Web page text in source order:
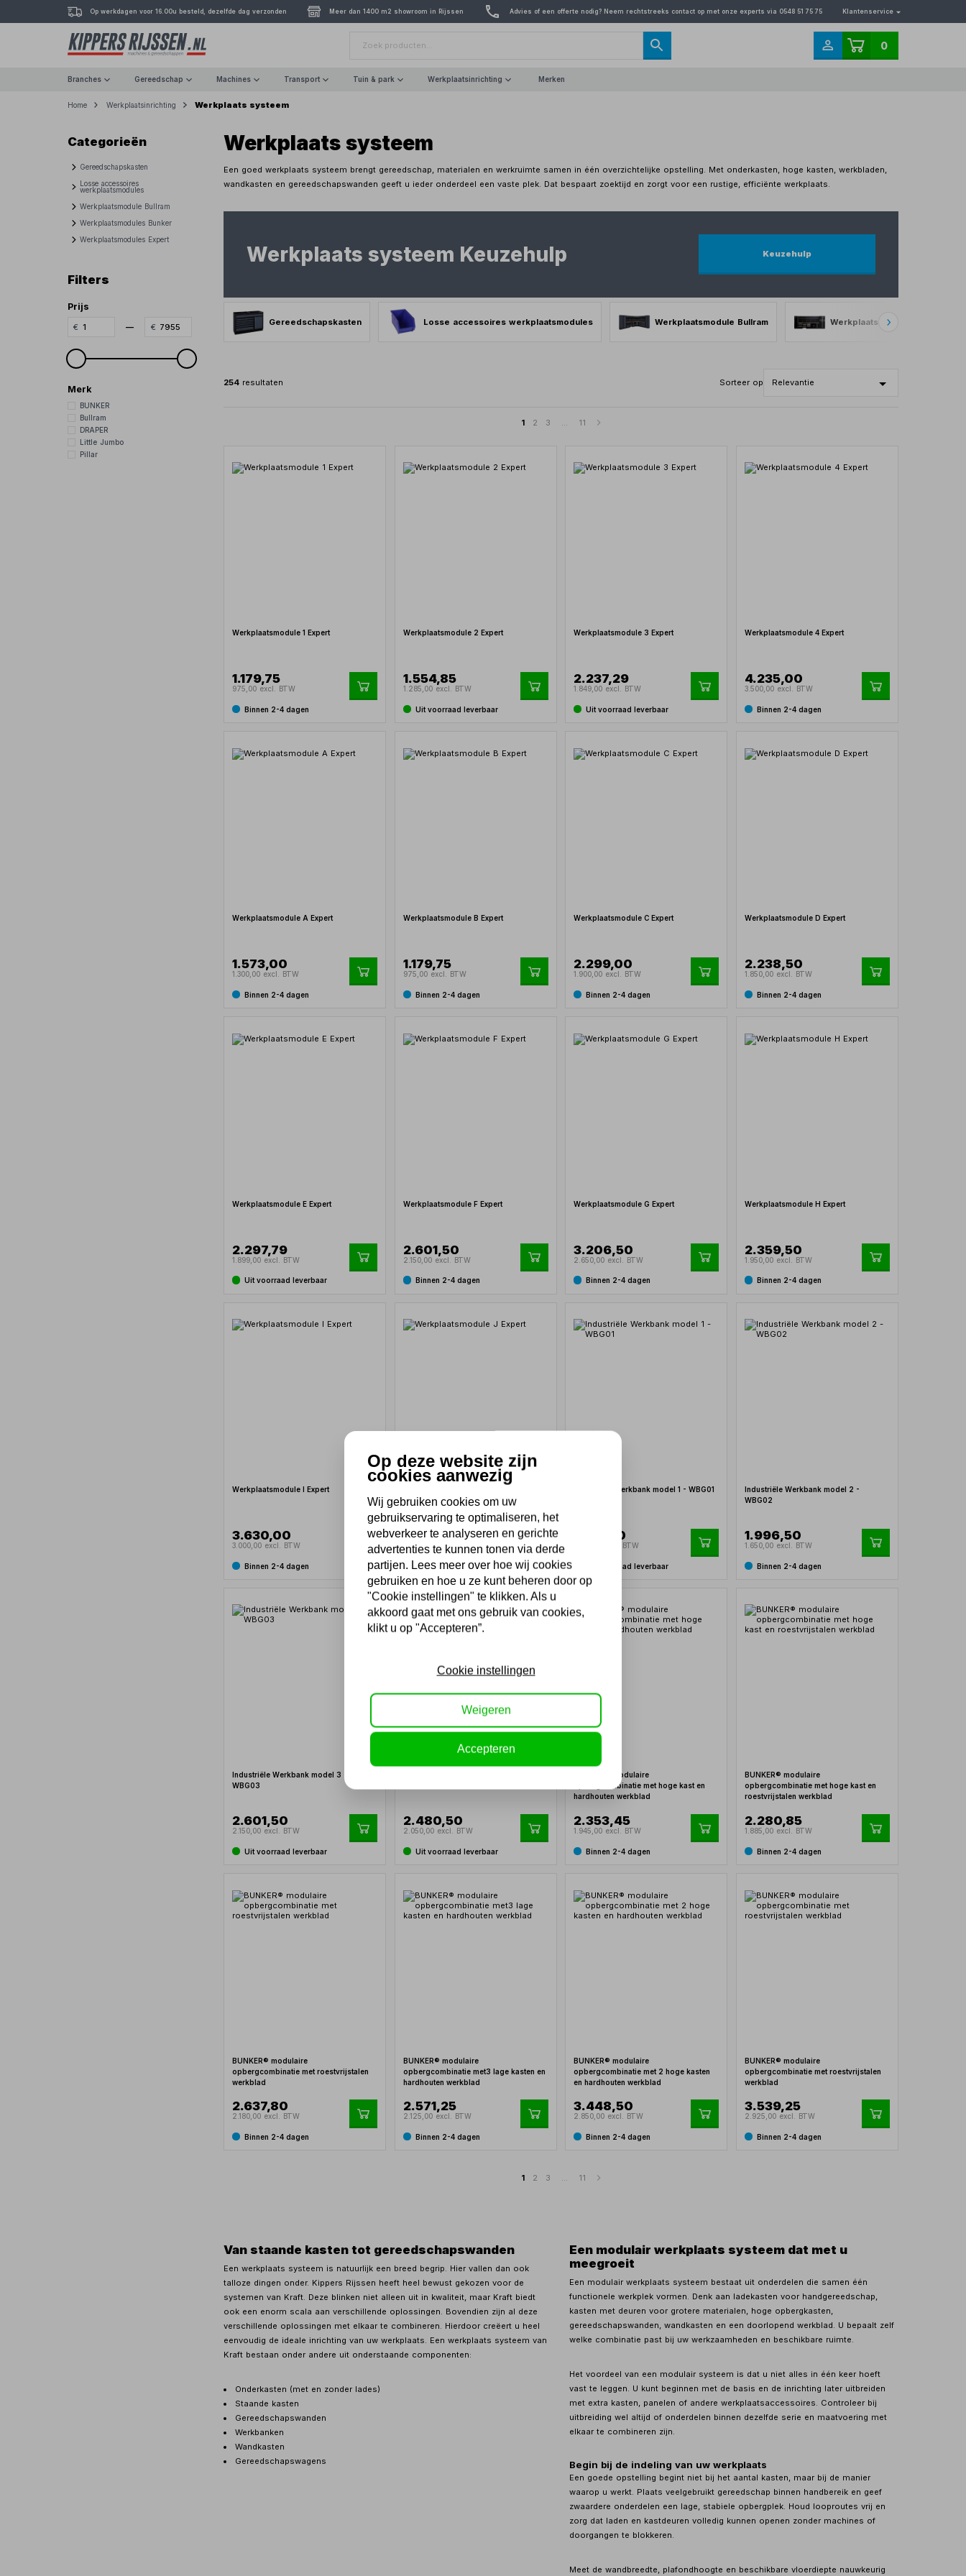
Op werkdagen voor 16.00u besteld, dezelfde dag verzonden Meer dan 1400 m2 showroom in Rijssen Advies of een offerte nodig? Neem rechtstreeks contact op met onze experts via 0548 51 75 75 Klantenservice
0
Branches Gereedschap Machines Transport Tuin & park Werkplaatsinrichting Merken
Home Werkplaatsinrichting Werkplaats systeem
Categorieën
Gereedschapskasten
Losse accessoires
werkplaatsmodules
Werkplaatsmodule Bullram
Werkplaatsmodules Bunker
Werkplaatsmodules Expert
Filters
Prijs
—
Merk
BUNKER
Bullram
DRAPER
Little Jumbo
Pillar
Werkplaats systeem
Een goed werkplaats systeem brengt gereedschap, materialen en werkruimte samen in één overzichtelijke opstelling. Met onderkasten, hoge kasten, werkbladen,
wandkasten en gereedschapswanden geeft u ieder onderdeel een vaste plek. Dat bespaart zoektijd en zorgt voor een rustige, efficiënte werkplaats.
Werkplaats systeem Keuzehulp Keuzehulp
Gereedschapskasten Losse accessoires werkplaatsmodules Werkplaatsmodule Bullram Werkplaatsmodules Bunker
254 resultaten
1 2 3 11
Sorteer op
Werkplaatsmodule 1 Expert
1.179,75
975,00 excl. BTW
Binnen 2-4 dagen
Werkplaatsmodule 2 Expert
1.554,85
1.285,00 excl. BTW
Uit voorraad leverbaar
Werkplaatsmodule 3 Expert
2.237,29
1.849,00 excl. BTW
Uit voorraad leverbaar
Werkplaatsmodule 4 Expert
4.235,00
3.500,00 excl. BTW
Binnen 2-4 dagen
Werkplaatsmodule A Expert
1.573,00
1.300,00 excl. BTW
Binnen 2-4 dagen
Werkplaatsmodule B Expert
1.179,75
975,00 excl. BTW
Binnen 2-4 dagen
Werkplaatsmodule C Expert
2.299,00
1.900,00 excl. BTW
Binnen 2-4 dagen
Werkplaatsmodule D Expert
2.238,50
1.850,00 excl. BTW
Binnen 2-4 dagen
Werkplaatsmodule E Expert
2.297,79
1.899,00 excl. BTW
Uit voorraad leverbaar
Werkplaatsmodule F Expert
2.601,50
2.150,00 excl. BTW
Binnen 2-4 dagen
Werkplaatsmodule G Expert
3.206,50
2.650,00 excl. BTW
Binnen 2-4 dagen
Werkplaatsmodule H Expert
2.359,50
1.950,00 excl. BTW
Binnen 2-4 dagen
Werkplaatsmodule I Expert
3.630,00
3.000,00 excl. BTW
Binnen 2-4 dagen
4.416,50
3.650,00 excl. BTW
Binnen 2-4 dagen
Industriële Werkbank model 1 - WBG01
1.331,00
1.100,00 excl. BTW
Uit voorraad leverbaar
Industriële Werkbank model 2 -
WBG02
1.996,50
1.650,00 excl. BTW
Binnen 2-4 dagen
Industriële Werkbank model 3 -
WBG03
2.601,50
2.150,00 excl. BTW
Uit voorraad leverbaar
2.480,50
2.050,00 excl. BTW
Uit voorraad leverbaar
BUNKER® modulaire
opbergcombinatie met hoge kast en
hardhouten werkblad
2.353,45
1.945,00 excl. BTW
Binnen 2-4 dagen
BUNKER® modulaire
opbergcombinatie met hoge kast en
roestvrijstalen werkblad
2.280,85
1.885,00 excl. BTW
Binnen 2-4 dagen
BUNKER® modulaire
opbergcombinatie met roestvrijstalen
werkblad
2.637,80
2.180,00 excl. BTW
Binnen 2-4 dagen
BUNKER® modulaire
opbergcombinatie met3 lage kasten en
hardhouten werkblad
2.571,25
2.125,00 excl. BTW
Binnen 2-4 dagen
BUNKER® modulaire
opbergcombinatie met 2 hoge kasten
en hardhouten werkblad
3.448,50
2.850,00 excl. BTW
Binnen 2-4 dagen
BUNKER® modulaire
opbergcombinatie met roestvrijstalen
werkblad
3.539,25
2.925,00 excl. BTW
Binnen 2-4 dagen
1 2 3 ... 11
Van staande kasten tot gereedschapswanden
Een werkplaats systeem is natuurlijk een breed begrip. Hier vallen dan ook
talloze dingen onder. Kippers Rijssen heeft heel bewust gekozen voor de
systemen van Kraft. Deze blinken niet alleen uit in kwaliteit, maar Kraft biedt
ook een enorm scala aan verschillende oplossingen. Bovendien zijn al deze
verschillende oplossingen met elkaar te combineren. Hierdoor creëert u heel
eenvoudig de ideale inrichting van uw werkplaats. Een werkplaats systeem van
Kraft bestaan onder andere uit onderstaande componenten:
Onderkasten (met en zonder lades)
Staande kasten
Gereedschapswanden
Werkbanken
Wandkasten
Gereedschapswagens
Een modulair werkplaats systeem dat met u
meegroeit
Een modulair werkplaats systeem bestaat uit onderdelen die samen één
functionele werkplek vormen. Denk aan ladekasten voor handgereedschap,
kasten met deuren voor grotere materialen, hoge opbergkasten,
gereedschapswanden, wandkasten en een doorlopend werkblad. U bepaalt zelf
welke combinatie past bij uw werkzaamheden en beschikbare ruimte.
Het voordeel van een modulair systeem is dat u niet alles in één keer hoeft
vast te leggen. U kunt beginnen met de basis en de inrichting later uitbreiden
met extra kasten, panelen of andere werkplaatsaccessoires. Controleer bij
uitbreiding wel altijd of onderdelen binnen dezelfde serie en maatvoering met
elkaar te combineren zijn.
Begin bij de indeling van uw werkplaats
Een goede opstelling begint niet bij het aantal kasten, maar bij de manier
waarop u werkt. Plaats veelgebruikt gereedschap binnen handbereik en geef
zwaardere onderdelen een lage, stabiele opbergplek. Houd looproutes vrij en
zorg dat laden en kastdeuren volledig kunnen openen zonder machines of
doorgangen te blokkeren.
Meet de wandbreedte, plafondhoogte en beschikbare vloerdiepte nauwkeurig
Op deze website zijn
cookies aanwezig
Wij gebruiken cookies om uw
gebruikservaring te optimaliseren, het
webverkeer te analyseren en gerichte
advertenties te kunnen tonen via derde
partijen. Lees meer over hoe wij cookies
gebruiken en hoe u ze kunt beheren door op
"Cookie instellingen" te klikken. Als u
akkoord gaat met ons gebruik van cookies,
klikt u op "Accepteren”.
Cookie instellingen
Weigeren
Accepteren